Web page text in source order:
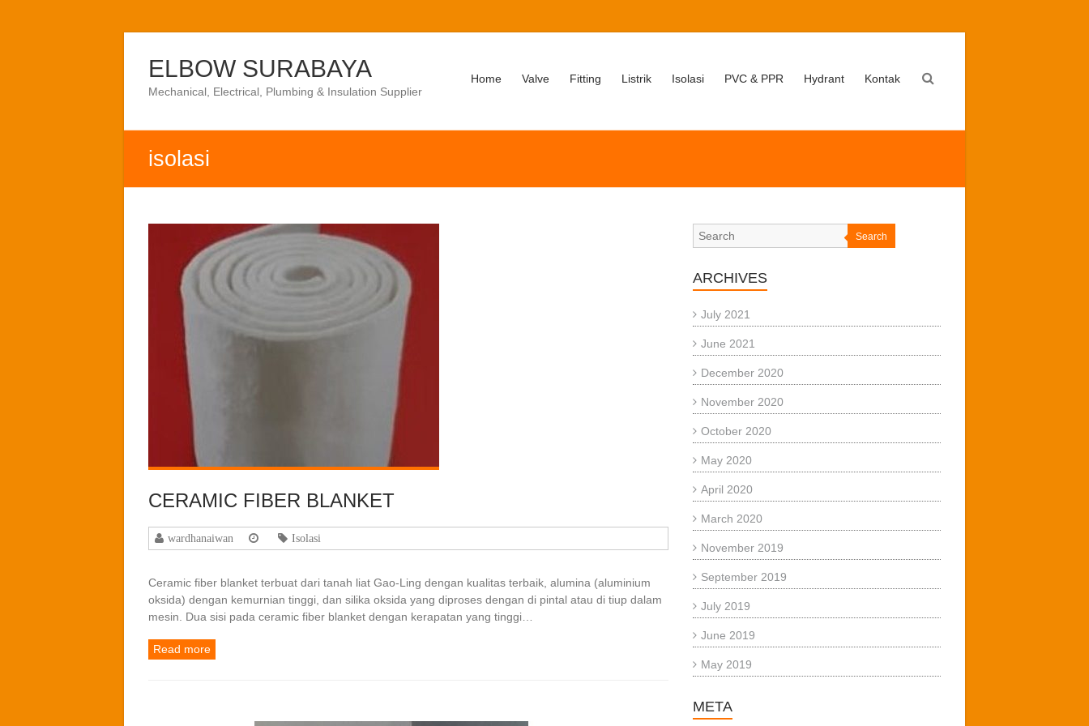
contentELBOW SURABAYA
Mechanical, Electrical, Plumbing & Insulation Supplier
Home Valve Fitting Listrik Isolasi PVC & PPR Hydrant Kontak
isolasi
CERAMIC FIBER BLANKET
wardhanaiwan Isolasi
Ceramic fiber blanket terbuat dari tanah liat Gao-Ling dengan kualitas terbaik, alumina (aluminium
oksida) dengan kemurnian tinggi, dan silika oksida yang diproses dengan di pintal atau di tiup dalam
mesin. Dua sisi pada ceramic fiber blanket dengan kerapatan yang tinggi…
Read more
Search
ARCHIVES
July 2021
June 2021
December 2020
November 2020
October 2020
May 2020
April 2020
March 2020
November 2019
September 2019
July 2019
June 2019
May 2019
META